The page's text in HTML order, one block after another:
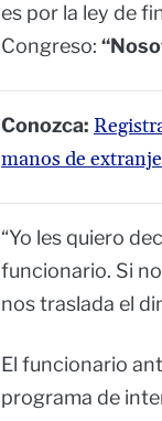
es por la ley de
Congreso:
Conozca:
manos de
“Yo les quiero
funcionario. Si
nos traslada el
El funcionario
programa de